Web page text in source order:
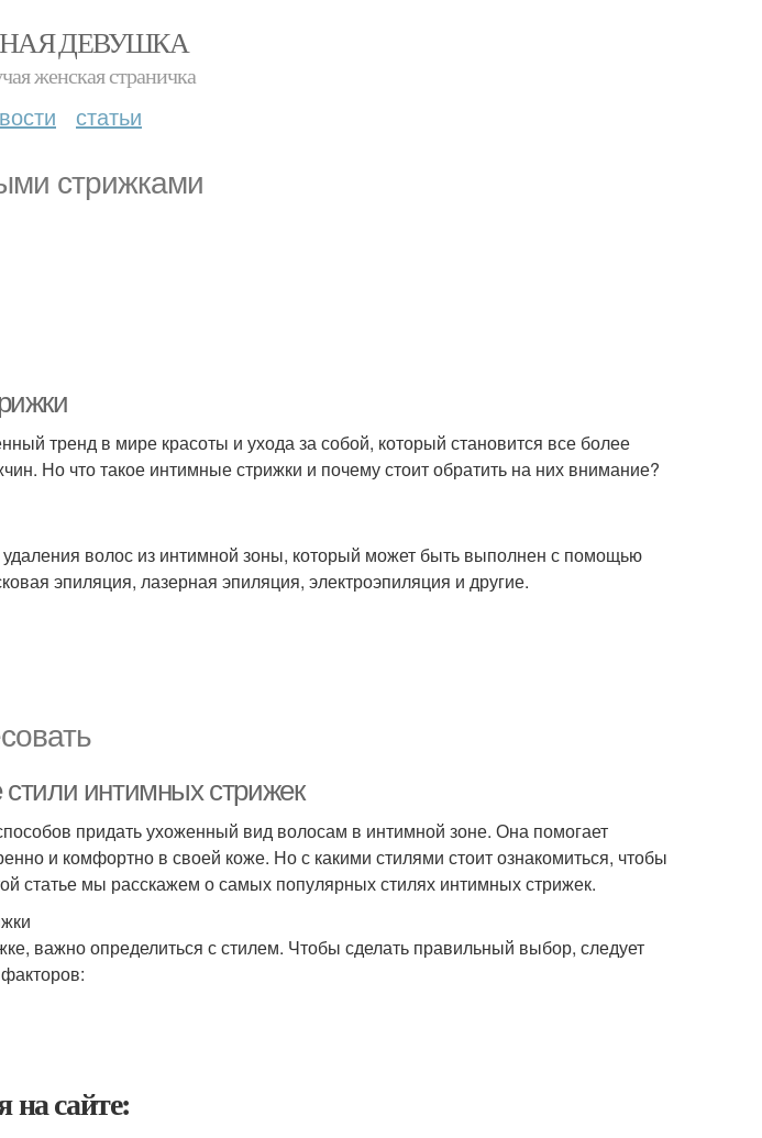
ДЕВУШКА
женская страничка
статьи
стрижками
тренд в мире красоты и ухода за собой, который становится все более
Но что такое интимные стрижки и почему стоит обратить на них внимание?
волос из интимной зоны, который может быть выполнен с помощью
эпиляция, лазерная эпиляция, электроэпиляция и другие.
стили интимных стрижек
придать ухоженный вид волосам в интимной зоне. Она помогает
и комфортно в своей коже. Но с какими стилями стоит ознакомиться, чтобы
статье мы расскажем о самых популярных стилях интимных стрижек.
важно определиться с стилем. Чтобы сделать правильный выбор, следует
на сайте: